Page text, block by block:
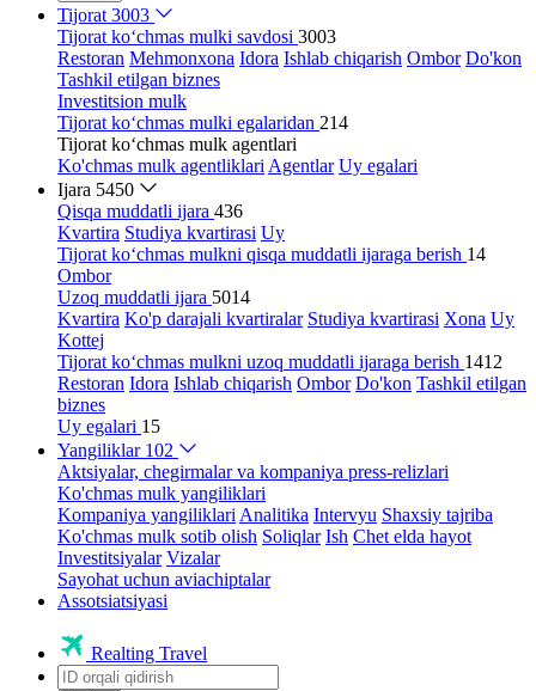
Tijorat 3003
Tijorat ko‘chmas mulki savdosi 3003
Restoran Mehmonxona Idora Ishlab chiqarish Ombor Do'kon
Tashkil etilgan biznes
Investitsion mulk
Tijorat ko‘chmas mulki egalaridan 214
Tijorat ko‘chmas mulk agentlari
Ko'chmas mulk agentliklari Agentlar Uy egalari
Ijara 5450
Qisqa muddatli ijara 436
Kvartira Studiya kvartirasi Uy
Tijorat ko‘chmas mulkni qisqa muddatli ijaraga berish 14
Ombor
Uzoq muddatli ijara 5014
Kvartira Ko'p darajali kvartiralar Studiya kvartirasi Xona Uy
Kottej
Tijorat ko‘chmas mulkni uzoq muddatli ijaraga berish 1412
Restoran Idora Ishlab chiqarish Ombor Do'kon Tashkil etilgan
biznes
Uy egalari 15
Yangiliklar 102
Aktsiyalar, chegirmalar va kompaniya press-relizlari
Ko'chmas mulk yangiliklari
Kompaniya yangiliklari Analitika Intervyu Shaxsiy tajriba
Ko'chmas mulk sotib olish Soliqlar Ish Chet elda hayot
Investitsiyalar Vizalar
Sayohat uchun aviachiptalar
Assotsiatsiyasi
Realting Travel